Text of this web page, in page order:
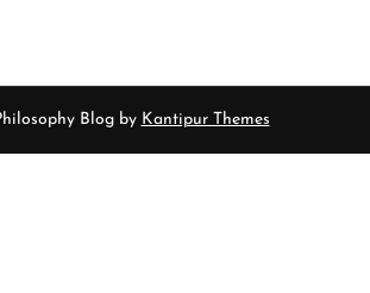
Blog by Kantipur Themes